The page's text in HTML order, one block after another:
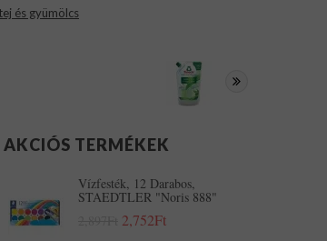
és gyümölcs
AKCIÓS TERMÉKEK
Vízfesték, 12 Darabos,
STAEDTLER "Noris 888"
2,752Ft